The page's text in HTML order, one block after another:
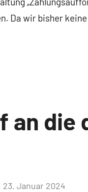
Da wir bisher
an die
23. Januar 2024